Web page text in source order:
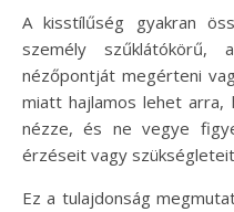
A kisstílűség gyakran
személy szűklátókörű,
nézőpontját megérteni
miatt hajlamos lehet arra,
nézze, és ne vegye
érzéseit vagy
Ez a tulajdonság